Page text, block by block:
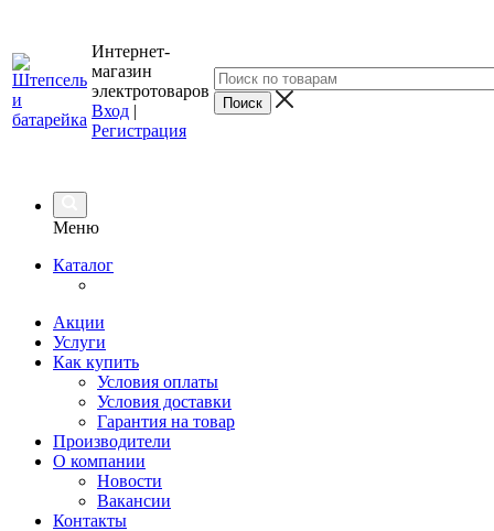
Интернет-
магазин
электротоваров
Вход |
Регистрация
Меню
Каталог
Акции
Услуги
Как купить
Условия оплаты
Условия доставки
Гарантия на товар
Производители
О компании
Новости
Вакансии
Контакты